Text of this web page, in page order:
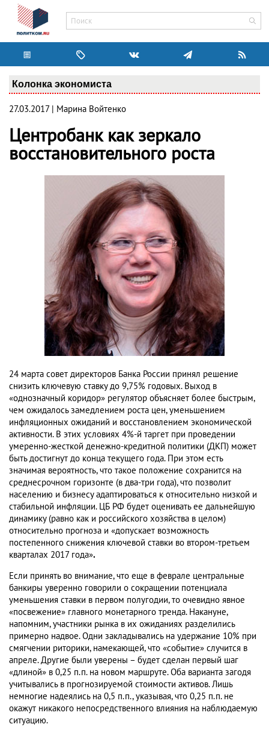
Колонка экономиста
27.03.2017 | Марина Войтенко
Центробанк как зеркало
восстановительного роста
24 марта совет директоров Банка России принял решение
снизить ключевую ставку до 9,75% годовых. Выход в
«однозначный коридор» регулятор объясняет более быстрым,
чем ожидалось замедлением роста цен, уменьшением
инфляционных ожиданий и восстановлением экономической
активности. В этих условиях 4%-й таргет при проведении
умеренно-жесткой денежно-кредитной политики (ДКП) может
быть достигнут до конца текущего года. При этом есть
значимая вероятность, что такое положение сохранится на
среднесрочном горизонте (в два-три года), что позволит
населению и бизнесу адаптироваться к относительно низкой и
стабильной инфляции. ЦБ РФ будет оценивать ее дальнейшую
динамику (равно как и российского хозяйства в целом)
относительно прогноза и «допускает возможность
постепенного снижения ключевой ставки во втором-третьем
кварталах 2017 года».
Если принять во внимание, что еще в феврале центральные
банкиры уверенно говорили о сокращении потенциала
уменьшения ставки в первом полугодии, то очевидно явное
«посвежение» главного монетарного тренда. Накануне,
напомним, участники рынка в их ожиданиях разделились
примерно надвое. Одни закладывались на удержание 10% при
смягчении риторики, намекающей, что «событие» случится в
апреле. Другие были уверены – будет сделан первый шаг
«длиной» в 0,25 п.п. на новом маршруте. Оба варианта загодя
учитывались в прогнозируемой стоимости активов. Лишь
немногие надеялись на 0,5 п.п., указывая, что 0,25 п.п. не
окажут никакого непосредственного влияния на наблюдаемую
ситуацию.